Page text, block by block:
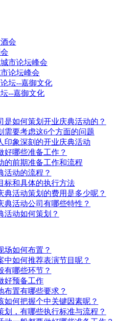
论坛峰会
--嘉御文化
是如何策划开业庆典活动的？
需要考虑这6个方面的问题
印象深刻的开业庆典活动
好哪些准备工作？
的前期准备工作和流程
活动的流程？
标和具体的执行方法
典活动策划的费用是多少呢？
典活动公司有哪些特性？
活动如何策划？
场如何布置？
中如何推荐表演节目呢？
有哪些环节？
好预备工作
布置有哪些要求？
如何把握个中关键因素呢？
划，有哪些执行标准与流程？